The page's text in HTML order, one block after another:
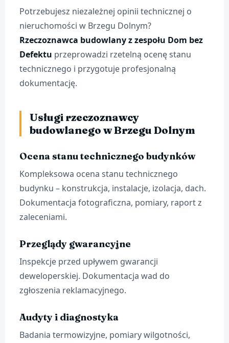
Potrzebujesz niezależnej opinii technicznej o
nieruchomości w Brzegu Dolnym?
Rzeczoznawca budowlany z zespołu Dom bez
Defektu przeprowadzi rzetelną ocenę stanu
technicznego i przygotuje profesjonalną
dokumentację.
Usługi rzeczoznawcy
budowlanego w Brzegu Dolnym
Ocena stanu technicznego budynków
Kompleksowa ocena stanu technicznego
budynku – konstrukcja, instalacje, izolacja, dach.
Dokumentacja fotograficzna, pomiary, raport z
zaleceniami.
Przeglądy gwarancyjne
Inspekcje przed upływem gwarancji
deweloperskiej. Dokumentacja wad do
zgłoszenia reklamacyjnego.
Audyty i diagnostyka
Badania termowizyjne, pomiary wilgotności,